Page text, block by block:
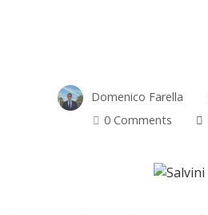
Domenico Farella
0 Comments